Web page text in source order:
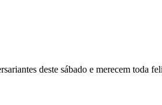
deste sábado e merecem toda